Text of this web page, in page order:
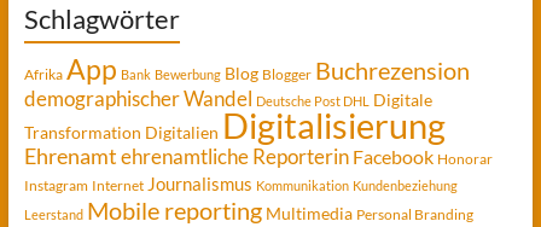
Schlagwörter
Afrika App Bank Bewerbung Blog Blogger Buchrezension
demographischer Wandel Deutsche Post DHL
Digitale
Transformation Digitalien Digitalisierung
Ehrenamtehrenamtliche Reporterin Facebook Honorar
Instagram Internet Journalismus Kommunikation Kundenbeziehung
Leerstand Mobile reporting Multimedia Personal Branding